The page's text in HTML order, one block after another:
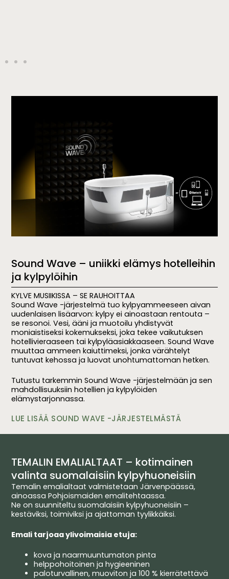
Sound Wave – uniikki elämys hotelleihin
ja kylpylöihin
KYLVE MUSIIKISSA – SE RAUHOITTAA
Sound Wave -järjestelmä tuo kylpyammeeseen aivan
uudenlaisen lisäarvon: kylpy ei ainoastaan rentouta –
se resonoi. Vesi, ääni ja muotoilu yhdistyvät
moniaistiseksi kokemukseksi, joka tekee vaikutuksen
hotellivieraaseen tai kylpyläasiakkaaseen. Sound Wave
muuttaa ammeen kaiuttimeksi, jonka värähtelyt
tuntuvat kehossa ja luovat unohtumattoman hetken.
Tutustu tarkemmin Sound Wave -järjestelmään ja sen
mahdollisuuksiin hotellien ja kylpylöiden
elämystarjonnassa.
LUE LISÄÄ SOUND WAVE -JÄRJESTELMÄSTÄ
TEMALIN EMALIALTAAT – kotimainen
valinta suomalaisiin kylpyhuoneisiin
Temalin emalialtaat valmistetaan Järvenpäässä,
ainoassa Pohjoismaiden emalitehtaassa.
Ne on suunniteltu suomalaisiin kylpyhuoneisiin –
kestäviksi, toimiviksi ja ajattoman tyylikkäiksi.
Emali tarjoaa ylivoimaisia etuja:
kova ja naarmuuntumaton pinta
helppohoitoinen ja hygieeninen
paloturvallinen, muoviton ja 100 % kierrätettävä